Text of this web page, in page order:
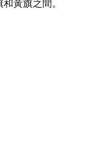
黃旗之間。